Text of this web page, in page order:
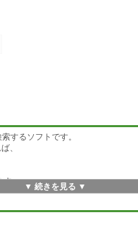
するソフトです。
、
す。
扱えます。
ています。
▼ 続きを見る ▼